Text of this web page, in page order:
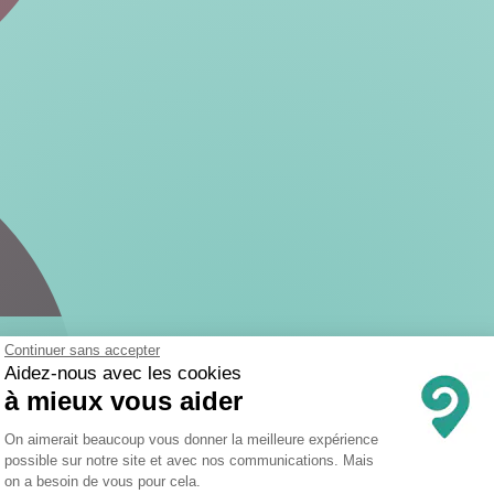
Continuer sans accepter
Aidez-nous avec les cookies
à mieux vous aider
Plateforme de Gestion du
On aimerait beaucoup vous donner la meilleure expérience
possible sur notre site et avec nos communications. Mais
on a besoin de vous pour cela.